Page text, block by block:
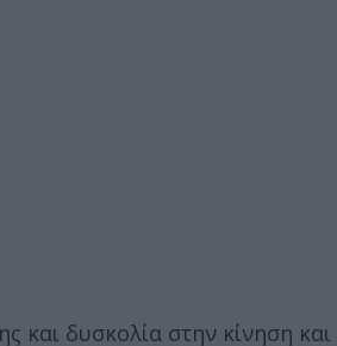
δυσκολία στην κίνηση και